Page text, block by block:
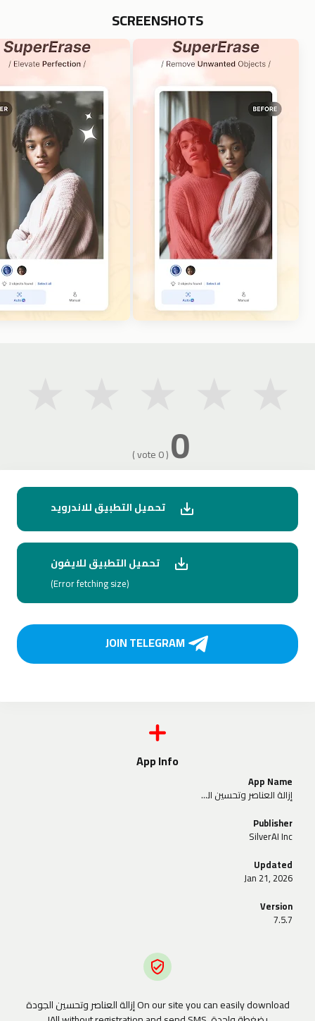
0
( 0 vote )
SCREENSHOTS
تحميل التطبيق للاندرويد
تحميل التطبيق للايفون
(Error fetching size)
JOIN TELEGRAM
App Info
App Name
إزالة العناصر وتحسين الجودة بضغطة واحدة
Publisher
SilverAI Inc
Updated
Jan 21, 2026
Version
7.5.7
On our site you can easily download إزالة العناصر وتحسين الجودة